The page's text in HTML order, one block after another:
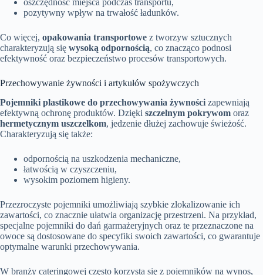
oszczędność miejsca podczas transportu,
pozytywny wpływ na trwałość ładunków.
Co więcej, opakowania transportowe z tworzyw sztucznych
charakteryzują się wysoką odpornością, co znacząco podnosi
efektywność oraz bezpieczeństwo procesów transportowych.
Przechowywanie żywności i artykułów spożywczych
Pojemniki plastikowe do przechowywania żywności zapewniają
efektywną ochronę produktów. Dzięki szczelnym pokrywom oraz
hermetycznym uszczelkom, jedzenie dłużej zachowuje świeżość.
Charakteryzują się także:
odpornością na uszkodzenia mechaniczne,
łatwością w czyszczeniu,
wysokim poziomem higieny.
Przezroczyste pojemniki umożliwiają szybkie zlokalizowanie ich
zawartości, co znacznie ułatwia organizację przestrzeni. Na przykład,
specjalne pojemniki do dań garmażeryjnych oraz te przeznaczone na
owoce są dostosowane do specyfiki swoich zawartości, co gwarantuje
optymalne warunki przechowywania.
W branży cateringowej często korzysta się z pojemników na wynos,